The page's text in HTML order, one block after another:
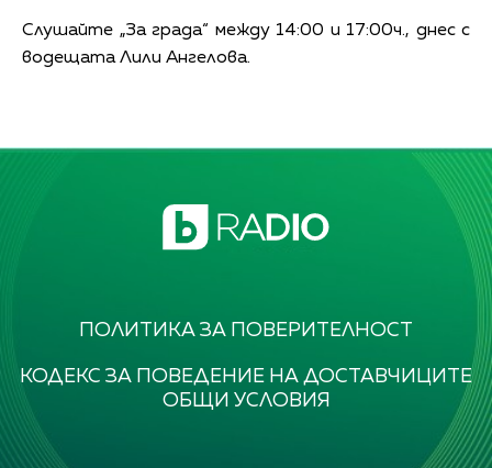
Слушайте „За града“ между 14:00 и 17:00ч., днес с
водещата Лили Ангелова.
ПОЛИТИКА ЗА ПОВЕРИТЕЛНОСТ
КОДЕКС ЗА ПОВЕДЕНИЕ НА ДОСТАВЧИЦИТЕ
ОБЩИ УСЛОВИЯ